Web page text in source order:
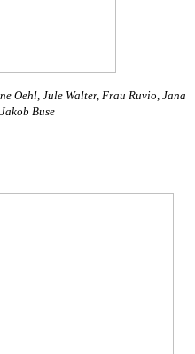
Oehl, Jule Walter, Frau Ruvio, Jana
Buse